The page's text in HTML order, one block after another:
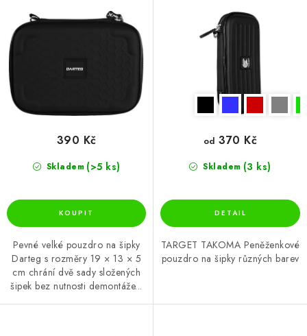
k
t
ů
u
k
t
ů
Skladem (>5 ks)
390 Kč
Pevné velké pouzdro na šipky
Darteg s rozměry 19 × 13 × 5
cm chrání dvě sady složených
šipek bez nutnosti demontáže...
Skladem (3 ks)
od 370 Kč
TARGET TAKOMA Peněženkové
pouzdro na šipky různých barev